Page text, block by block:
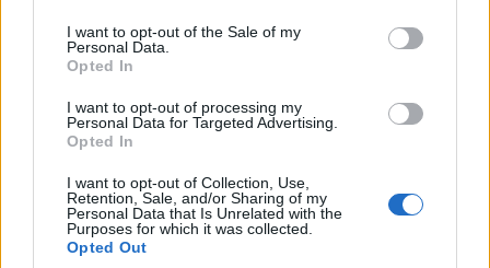
I want to opt-out of the Sale of my
Personal Data.
Opted In
I want to opt-out of processing my
Personal Data for Targeted Advertising.
Opted In
I want to opt-out of Collection, Use,
Retention, Sale, and/or Sharing of my
Personal Data that Is Unrelated with the
Purposes for which it was collected.
Opted Out
Portfolio.hu teljes cikkarchívum
Kötéslisták: BÉT elmúlt 2 év napon belüli
MÁR ELŐFIZETŐNK VAGY?BEJELENTKEZÉS